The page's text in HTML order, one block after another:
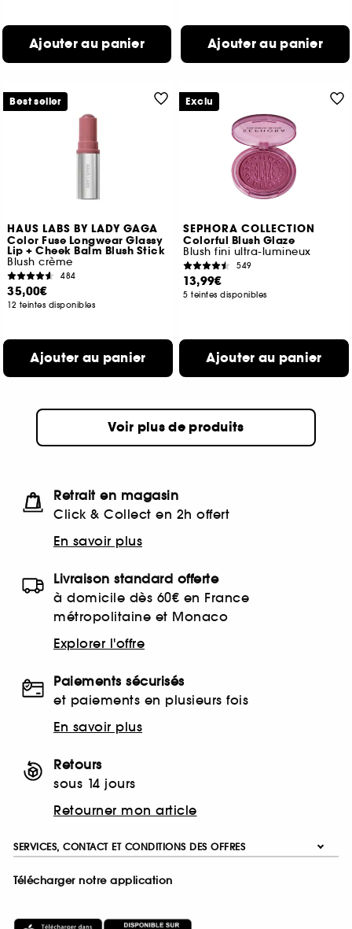
Ajouter au panier Ajouter au panier
HAUS LABS BY LADY GAGA
Color Fuse Longwear Glassy
Lip + Cheek Balm Blush Stick
Blush crème
484
35,00€
12 teintes disponibles
Ajouter au panier
Best seller
SEPHORA COLLECTION
Colorful Blush Glaze
Blush fini ultra-lumineux
549
13,99€
5 teintes disponibles
Ajouter au panier
Exclu
Voir plus de produits
Retrait en magasin
Click & Collect en 2h offert
En savoir plus
Livraison standard offerte
à domicile dès 60€ en France
métropolitaine et Monaco
Explorer l'offre
Paiements sécurisés
et paiements en plusieurs fois
En savoir plus
Retours
sous 14 jours
Retourner mon article
SERVICES, CONTACT ET CONDITIONS DES OFFRES
Télécharger notre application